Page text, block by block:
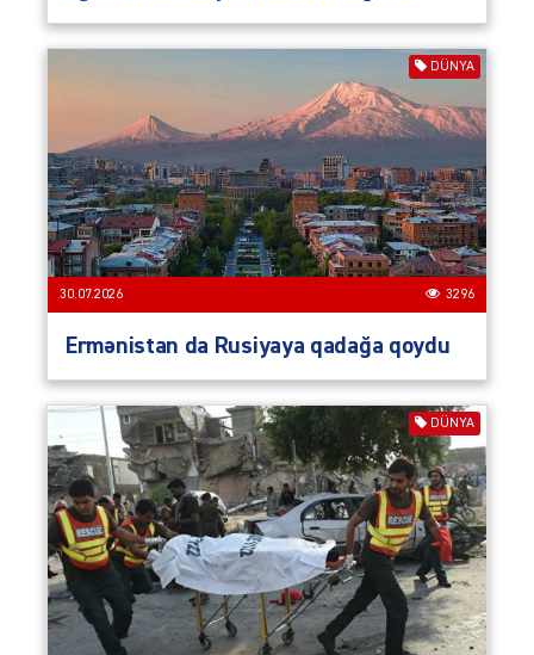
DÜNYA
30.07.2026 3296
Ermənistan da Rusiyaya qadağa qoydu
DÜNYA